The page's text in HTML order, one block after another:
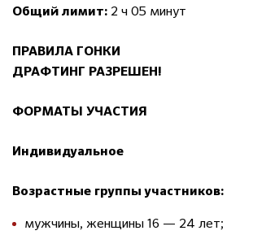
Общий лимит: 2 ч 05 минут
ПРАВИЛА ГОНКИ
ДРАФТИНГ РАЗРЕШЕН!
ФОРМАТЫ УЧАСТИЯ
Индивидуальное
Возрастные группы участников:
мужчины, женщины 16 — 24 лет;